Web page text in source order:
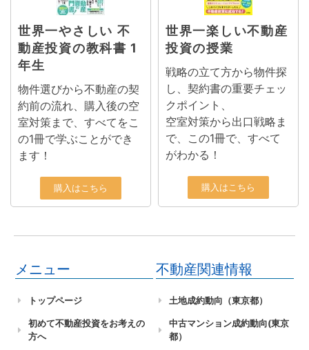
メニュー
トップページ
初めて不動産投資をお考えの
方へ
不動産関連情報
土地成約動向（東京都）
中古マンション成約動向(東京
都）
世界一やさしい 不
動産投資の教科書 1
年生
物件選びから不動産の契
約前の流れ、購入後の空
室対策まで、すべてをこ
の1冊で学ぶことができ
ます！
購入はこちら
世界一楽しい不動産
投資の授業
戦略の立て方から物件探
し、契約書の重要チェッ
クポイント、
空室対策から出口戦略ま
で、この1冊で、すべて
がわかる！
購入はこちら